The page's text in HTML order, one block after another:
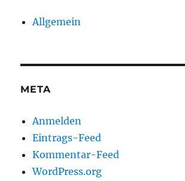
Allgemein
META
Anmelden
Eintrags-Feed
Kommentar-Feed
WordPress.org